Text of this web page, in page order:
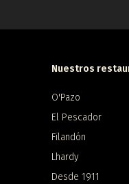
Nuestros
O'Pazo
El Pescador
Filandón
Lhardy
Desde 1911